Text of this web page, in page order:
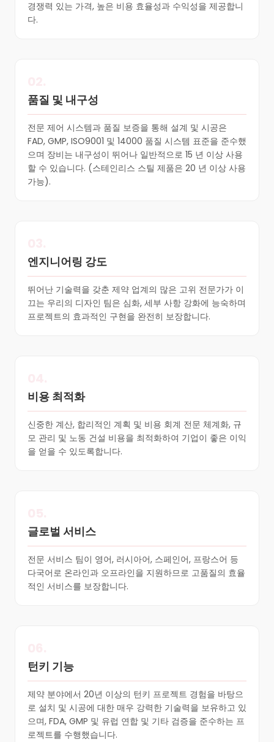
경쟁력 있는 가격, 높은 비용 효율성과 수익성을 제공합니
다.
품질 및 내구성
전문 제어 시스템과 품질 보증을 통해 설계 및 시공은
FAD, GMP, ISO9001 및 14000 품질 시스템 표준을 준수했
으며 장비는 내구성이 뛰어나 일반적으로 15 년 이상 사용
할 수 있습니다. (스테인리스 스틸 제품은 20 년 이상 사용
가능).
엔지니어링 강도
뛰어난 기술력을 갖춘 제약 업계의 많은 고위 전문가가 이
끄는 우리의 디자인 팀은 심화, 세부 사항 강화에 능숙하며
프로젝트의 효과적인 구현을 완전히 보장합니다.
비용 최적화
신중한 계산, 합리적인 계획 및 비용 회계 전문 체계화, 규
모 관리 및 노동 건설 비용을 최적화하여 기업이 좋은 이익
을 얻을 수 있도록합니다.
글로벌 서비스
전문 서비스 팀이 영어, 러시아어, 스페인어, 프랑스어 등
다국어로 온라인과 오프라인을 지원하므로 고품질의 효율
적인 서비스를 보장합니다.
턴키 기능
제약 분야에서 20년 이상의 턴키 프로젝트 경험을 바탕으
로 설치 및 시공에 대한 매우 강력한 기술력을 보유하고 있
으며, FDA, GMP 및 유럽 연합 및 기타 검증을 준수하는 프
로젝트를 수행했습니다.